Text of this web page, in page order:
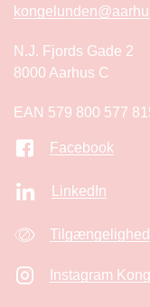
N.J. Fjords Gade 2
8000 Aarhus C
EAN 579 800 577
Facebook
LinkedIn
Instagram